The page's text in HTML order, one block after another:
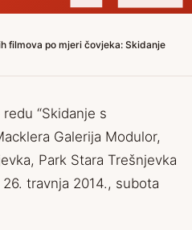
filmova po mjeri čovjeka: Skidanje
“Skidanje s
Galerija Modulor,
Park Stara Trešnjevka
travnja 2014., subota